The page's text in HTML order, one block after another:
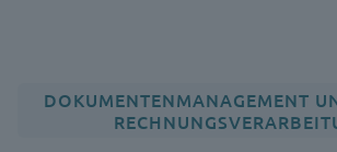
DOKUMENTENMANAGEMENT